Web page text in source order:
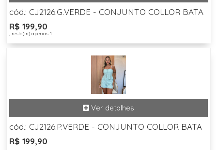
cód.: CJ2126.G.VERDE - CONJUNTO COLLOR BATA
R$ 199,90
, resta(m) apenas 1
cód.: CJ2126.P.VERDE - CONJUNTO COLLOR BATA
R$ 199,90